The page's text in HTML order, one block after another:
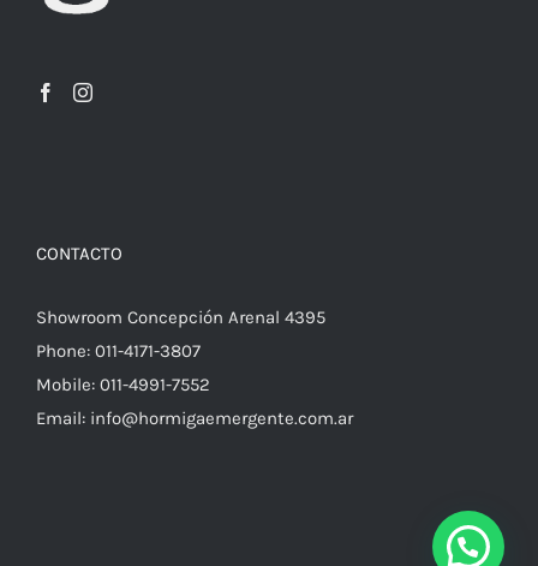
CONTACTO
Showroom Concepción Arenal 4395
Phone: 011-4171-3807
Mobile: 011-4991-7552
Email: info@hormigaemergente.com.ar